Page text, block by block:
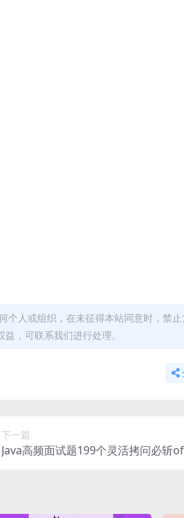
人或组织，在未征得本站同意时，禁
，可联系我们进行处理。
下一篇
Java高频面试题199个灵活拷问必斩